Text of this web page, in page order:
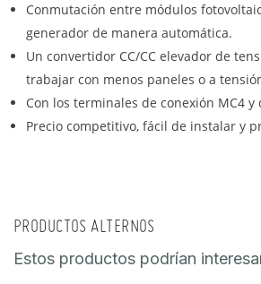
Conmutación entre módulos
generador de manera automática.
Un convertidor CC/CC elevador de
trabajar con menos paneles o a
Con los terminales de conexión MC4
Precio competitivo, fácil de instalar y
PRODUCTOS ALTERNOS
Estos productos podrían